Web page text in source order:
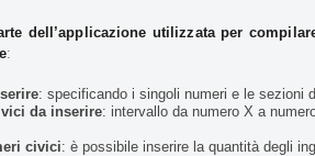
dell’applicazione utilizzata per
:
: specificando i singoli numeri e le sezioni
da inserire: intervallo da numero X a
civici: è possibile inserire la quantità degli